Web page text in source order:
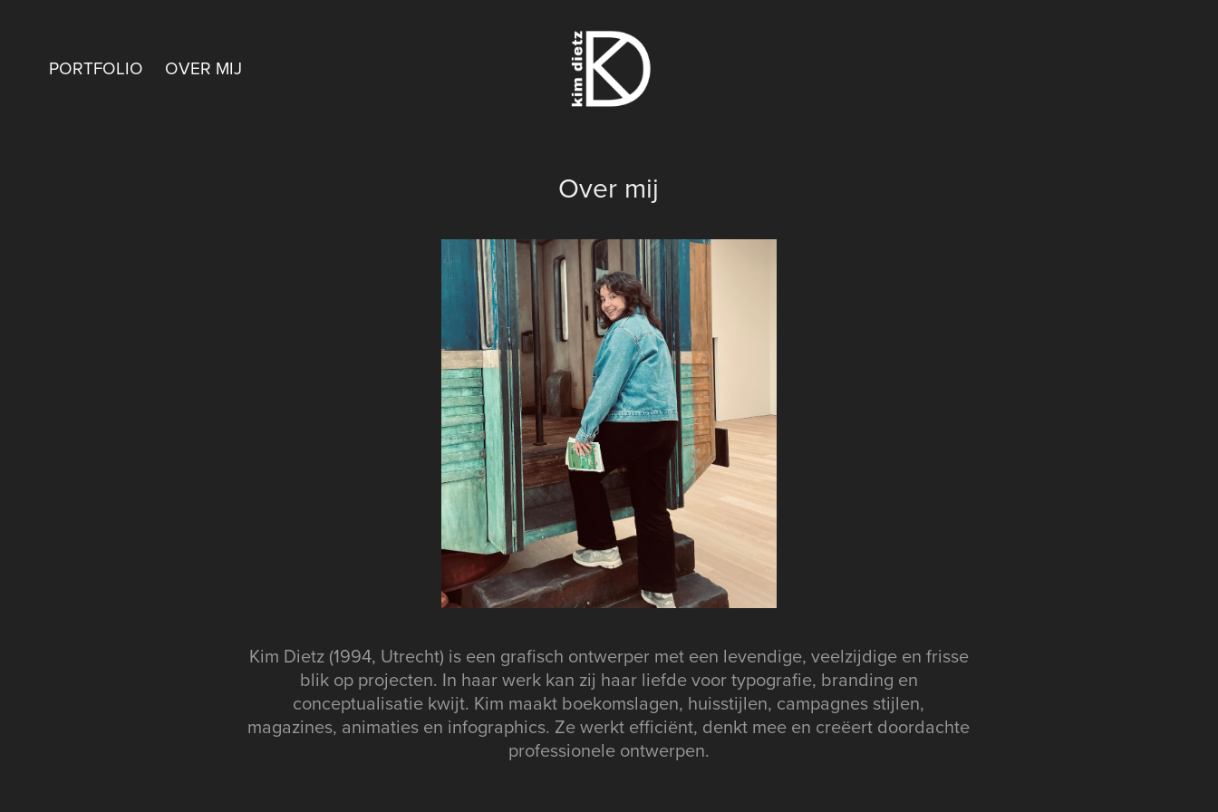
PORTFOLIO OVER MIJ
Over mij
Kim Dietz (1994, Utrecht) is een grafisch ontwerper met een levendige, veelzijdige en frisse
blik op projecten. In haar werk kan zij haar liefde voor typografie, branding en
conceptualisatie kwijt. Kim maakt boekomslagen, huisstijlen, campagnes stijlen,
magazines, animaties en infographics. Ze werkt efficiënt, denkt mee en creëert doordachte
professionele ontwerpen.